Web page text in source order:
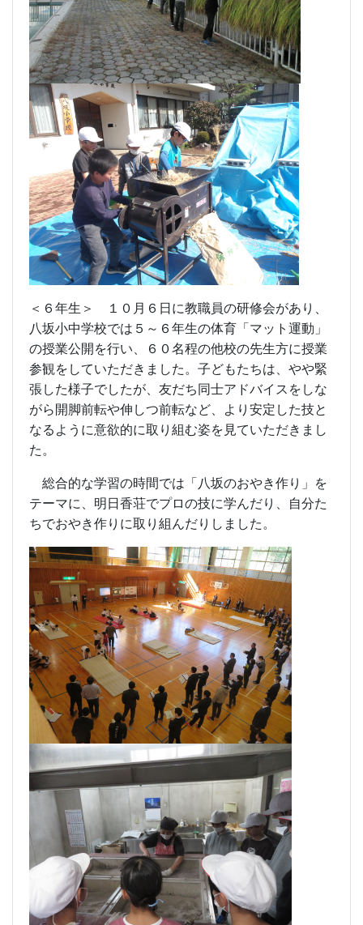
＜６年生＞ １０月６日に教職員の研修会があり、
八坂小中学校では５～６年生の体育「マット運動」
の授業公開を行い、６０名程の他校の先生方に授業
参観をしていただきました。子どもたちは、やや緊
張した様子でしたが、友だち同士アドバイスをしな
がら開脚前転や伸しつ前転など、より安定した技と
なるように意欲的に取り組む姿を見ていただきまし
た。
総合的な学習の時間では「八坂のおやき作り」を
テーマに、明日香荘でプロの技に学んだり、自分た
ちでおやき作りに取り組んだりしました。